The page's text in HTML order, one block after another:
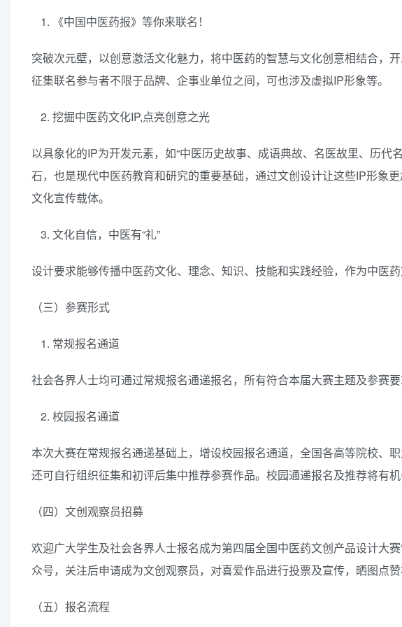
《中国中医药报》等你来联名！
突破次元壁，以创意激活文化魅力，将中医药的智慧与文化创意相结合，
征集联名参与者不限于品牌、企事业单位之间，可也涉及虚拟IP形象等。
挖掘中医药文化IP,点亮创意之光
以具象化的IP为开发元素，如“中医历史故事、成语典故、名医故里、历代
石，也是现代中医药教育和研究的重要基础，通过文创设计让这些IP形象
文化宣传载体。
文化自信，中医有“礼”
设计要求能够传播中医药文化、理念、知识、技能和实践经验，作为中医
（三）参赛形式
常规报名通道
社会各界人士均可通过常规报名通递报名，所有符合本届大赛主题及参赛
校园报名通道
本次大赛在常规报名通递基础上，增设校园报名通道，全国各高等院校、
还可自行组织征集和初评后集中推荐参赛作品。校园通递报名及推荐将有机
（四）文创观察员招募
欢迎广大学生及社会各界人士报名成为第四届全国中医药文创产品设计大
众号，关注后申请成为文创观察员，对喜爱作品进行投票及宣传，晒图点赞
（五）报名流程